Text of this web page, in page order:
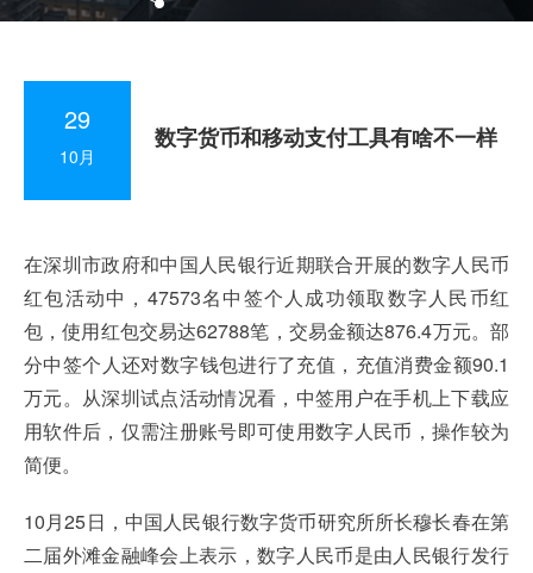
29
10月
数字货币和移动支付工具有啥不一样
在深圳市政府和中国人民银行近期联合开展的数字人民币
红包活动中，47573名中签个人成功领取数字人民币红
包，使用红包交易达62788笔，交易金额达876.4万元。部
分中签个人还对数字钱包进行了充值，充值消费金额90.1
万元。从深圳试点活动情况看，中签用户在手机上下载应
用软件后，仅需注册账号即可使用数字人民币，操作较为
简便。
10月25日，中国人民银行数字货币研究所所长穆长春在第
二届外滩金融峰会上表示，数字人民币是由人民银行发行